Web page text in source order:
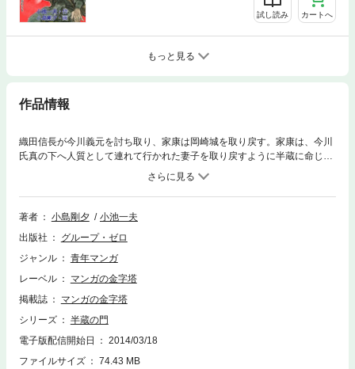
試し読み カートへ
もっと見る
作品情報
織田信長が今川義元を討ち取り、家康は岡崎城を取り戻す。家康は、今川
氏真の下へ人質として連れて行かれた妻子を取り戻すように半蔵に命じ
る。人質を救い出すべく、半蔵はある策を実行に移すが…。
著者 小島剛夕
小池一夫
出版社
グループ・ゼロ
ジャンル
青年マンガ
レーベル
マンガの金字塔
掲載誌
マンガの金字塔
シリーズ
半蔵の門
電子版配信開始日
2014/03/18
ファイルサイズ
74.43 MB